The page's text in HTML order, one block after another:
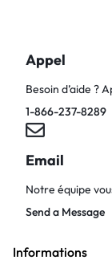
Appel
Besoin d’aide ?
1-866-237-8289
Email
Notre équipe
Send a Message
Informations